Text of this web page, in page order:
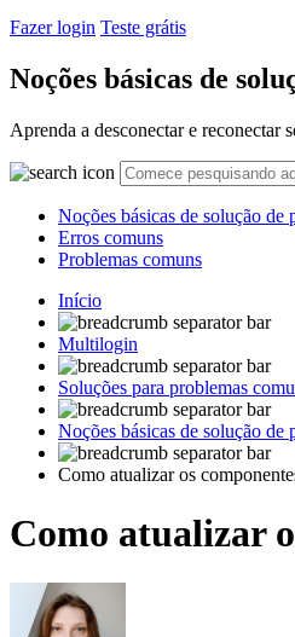
Fazer login Teste grátis
Noções básicas de
Aprenda a desconectar e reconectar
Noções básicas de solução de
Erros comuns
Problemas comuns
Início
Multilogin
Soluções para problemas
Noções básicas de solução de
Como atualizar os
Como atualizar